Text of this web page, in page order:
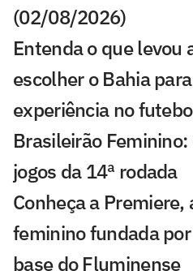
(02/08/2026)
Entenda o que levou
escolher o Bahia
experiência no
Brasileirão
jogos da 14ª rodada
Conheça a
feminino fundada
base do Fluminense